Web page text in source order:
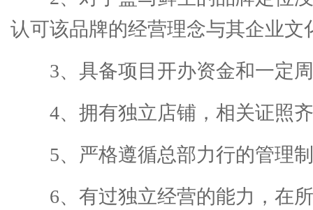
认可该品牌的经营理念与其企业文
3、具备项目开办资金和一定
4、拥有独立店铺，相关证照
5、严格遵循总部力行的管理
6、有过独立经营的能力，在